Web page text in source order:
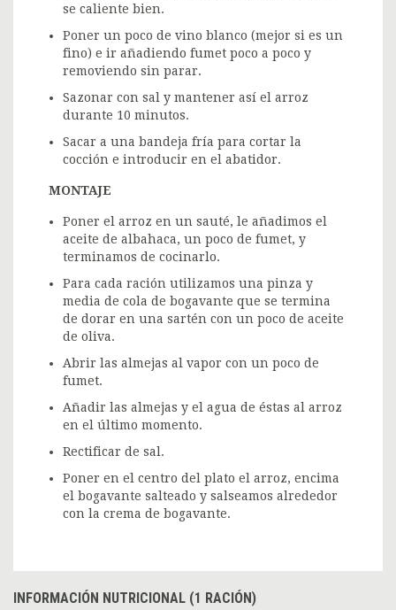
se caliente bien.
Poner un poco de vino blanco (mejor si es un
fino) e ir añadiendo fumet poco a poco y
removiendo sin parar.
Sazonar con sal y mantener así el arroz
durante 10 minutos.
Sacar a una bandeja fría para cortar la
cocción e introducir en el abatidor.
MONTAJE
Poner el arroz en un sauté, le añadimos el
aceite de albahaca, un poco de fumet, y
terminamos de cocinarlo.
Para cada ración utilizamos una pinza y
media de cola de bogavante que se termina
de dorar en una sartén con un poco de aceite
de oliva.
Abrir las almejas al vapor con un poco de
fumet.
Añadir las almejas y el agua de éstas al arroz
en el último momento.
Rectificar de sal.
Poner en el centro del plato el arroz, encima
el bogavante salteado y salseamos alrededor
con la crema de bogavante.
INFORMACIÓN NUTRICIONAL (1 RACIÓN)